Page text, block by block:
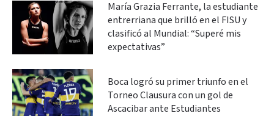
María Grazia Ferrante, la estudiante
entrerriana que brilló en el FISU y
clasificó al Mundial: “Superé mis
expectativas”
Boca logró su primer triunfo en el
Torneo Clausura con un gol de
Ascacibar ante Estudiantes